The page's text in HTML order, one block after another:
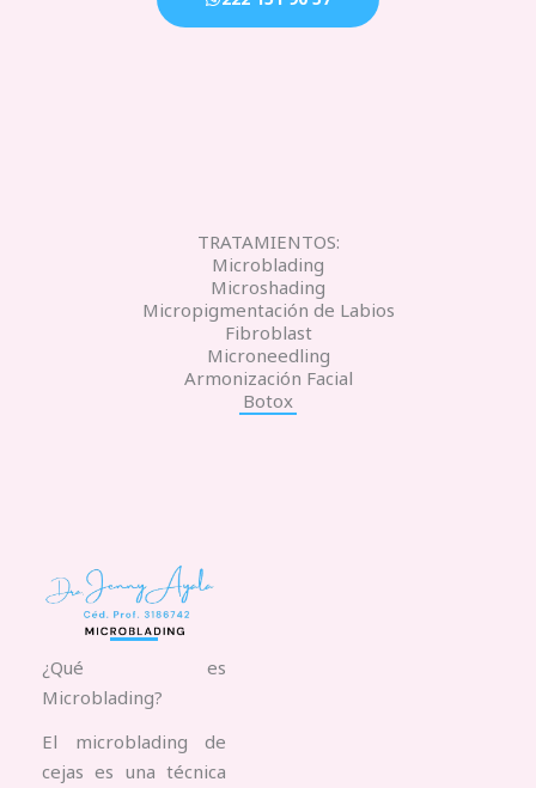
TRATAMIENTOS:
Microblading
Microshading
Micropigmentación de Labios
Fibroblast
Microneedling
Armonización Facial
Botox
¿Qué es
Microblading?
El microblading de
cejas es una técnica